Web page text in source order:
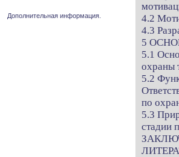
Дополнительная информация.
4.2
4.3
5
5.1
охраны
5.2
по
5.3
стадии